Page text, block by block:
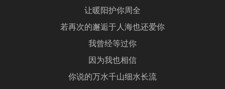
让暖阳护你周全
若再次的邂逅于人海也还爱你
我曾经等过你
因为我也相信
你说的万水千山细水长流